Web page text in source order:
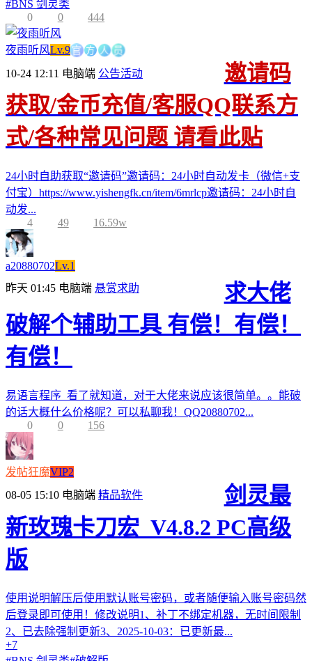
#BNS 剑灵类
0
0 444
夜雨听风Lv.9官方人员
10-24 12:11 电脑端 公告活动
邀请码
获取/金币充值/客服QQ联系方
式/各种常见问题 请看此贴
24小时自助获取“邀请码”邀请码：24小时自动发卡（微信+支
付宝）https://www.yishengfk.cn/item/6mrlcp邀请码：24小时自
动发...
4
49 16.59w
a20880702Lv.1
昨天 01:45 电脑端 悬赏求助
求大佬
破解个辅助工具 有偿！有偿！
有偿！
易语言程序 看了就知道，对于大佬来说应该很简单。。能破
的话大概什么价格呢？可以私聊我！QQ20880702...
0
0 156
发帖狂魔VIP2
08-05 15:10 电脑端 精品软件
剑灵最
新玫瑰卡刀宏_V4.8.2 PC高级
版
使用说明解压后使用默认账号密码，或者随便输入账号密码然
后登录即可使用！修改说明1、补丁不绑定机器，无时间限制
2、已去除强制更新3、2025-10-03：已更新最...
+7